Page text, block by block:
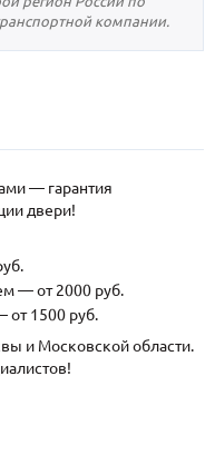
компании.
— гарантия
двери!
— от 2000 руб.
от 1500 руб.
и Московской области.